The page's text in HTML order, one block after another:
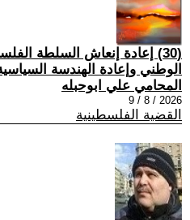
(30) إعادة إنعاش السلطة
الوطني وإعادة الهندسة
المحامي علي ابوحبله
2026 / 8 / 9
القضية الفلسطينية